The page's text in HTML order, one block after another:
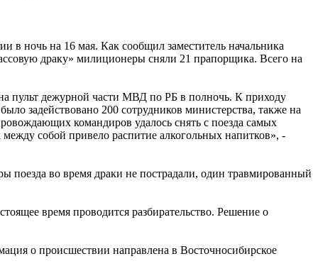
в ночь на 16 мая. Как сообщил заместитель начальника
драку» милиционеры сняли 21 прапорщика. Всего на
пульт дежурной части МВД по РБ в полночь. К приходу
задействовано 200 сотрудников министерства, также на
командиров удалось снять с поезда самых
собой привело распитие алкогольных напитков», -
поезда во время драки не пострадали, один травмированный
время проводится разбирательство. Решение о
о происшествии направлена в Восточносибирское